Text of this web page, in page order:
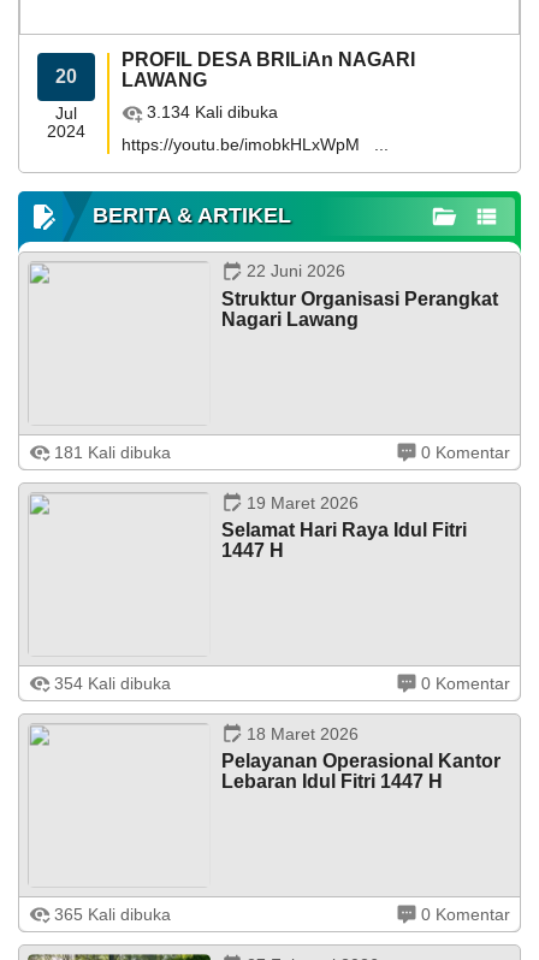
GALERI FOTO INVENTARIS
DATA PETA ARSIP ARTIKEL
20
Jul
2024
PROFIL DESA BRILiAn NAGARI
LAWANG
3.134 Kali dibuka
https://youtu.be/imobkHLxWpM ...
BERITA & ARTIKEL
22 Juni 2026
Struktur Organisasi Perangkat
Nagari Lawang
181 Kali dibuka 0 Komentar
Struktur Organisasi ...
19 Maret 2026
Selamat Hari Raya Idul Fitri
1447 H
354 Kali dibuka 0 Komentar
Pemerintah Nagari Lawang mengucapkan SELAMAT
HARI RAYA IDUL FITRI 1447H/2026 Mohon Maaf Lahir
dan Bathin ...
18 Maret 2026
Pelayanan Operasional Kantor
Lebaran Idul Fitri 1447 H
365 Kali dibuka 0 Komentar
Dalam rangka menyambut hari raya idul fitri 1447 H,
maka dengan ini Pelayanan Operasional di Kantor
Walinagari Lawang akan tutup sejak 18 Maret sampai 24
Operasional
Kantor
Lebaran
Idul
1447
H